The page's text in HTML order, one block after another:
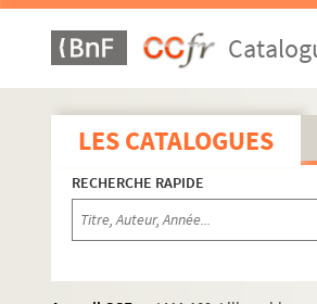
LES CATALOGUES
RECHERCHE RAPIDE
LM1. Musées du Nord